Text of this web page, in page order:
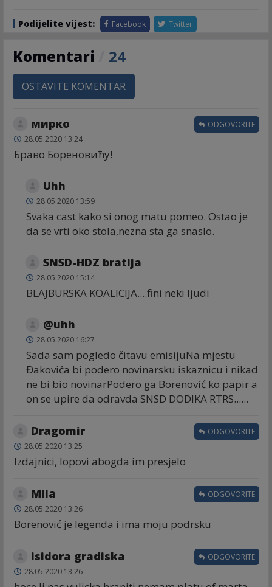
Podijelite vijest: Facebook Twitter
Komentari 24
OSTAVITE KOMENTAR
мирко
28.05.2020 13:24
Браво Бореновићу!
ODGOVORITE
Uhh
28.05.2020 13:59
Svaka cast kako si onog matu pomeo. Ostao je
da se vrti oko stola,nezna sta ga snaslo.
SNSD-HDZ bratija
28.05.2020 15:14
BLAJBURSKA KOALICIJA....fini neki ljudi
@uhh
28.05.2020 16:27
Sada sam pogledo čitavu emisijuNa mjestu
Đakoviča bi podero novinarsku iskaznicu i nikad
ne bi bio novinarPodero ga Borenović ko papir a
on se upire da odravda SNSD DODIKA RTRS......
Dragomir
28.05.2020 13:25
Izdajnici, lopovi abogda im presjelo
ODGOVORITE
Mila
28.05.2020 13:26
Borenović je legenda i ima moju podrsku
ODGOVORITE
isidora gradiska
28.05.2020 13:26
ODGOVORITE